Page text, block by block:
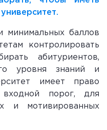
минимальных баллов
контролировать
абитуриентов,
уровня знаний и
имеет право
порог, для
и мотивированных